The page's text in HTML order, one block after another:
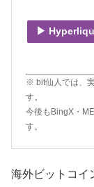
▶
※ bit仙人では、
す。
今後もBingX・
す。
海外ビットコイ